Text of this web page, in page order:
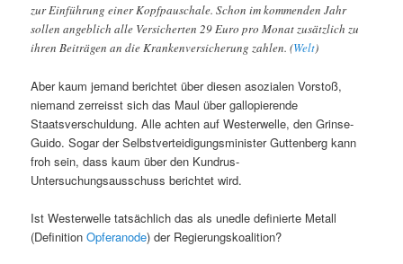
zur Einführung einer Kopfpauschale. Schon im kommenden Jahr
sollen angeblich alle Versicherten 29 Euro pro Monat zusätzlich zu
ihren Beiträgen an die Krankenversicherung zahlen. (Welt)
Aber kaum jemand berichtet über diesen asozialen Vorstoß,
niemand zerreisst sich das Maul über gallopierende
Staatsverschuldung. Alle achten auf Westerwelle, den Grinse-
Guido. Sogar der Selbstverteidigungsminister Guttenberg kann
froh sein, dass kaum über den Kundrus-
Untersuchungsausschuss berichtet wird.
Ist Westerwelle tatsächlich das als unedle definierte Metall
(DefinitionOpferanode) der Regierungskoalition?